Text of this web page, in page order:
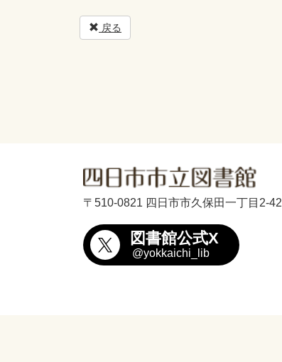
戻る
〒510-0821 四日市市久保田一丁目2-42
図書館公式X
@yokkaichi_lib